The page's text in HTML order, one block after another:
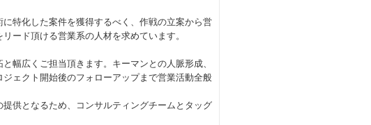
特化した案件を獲得するべく、作戦の立案から営
ード頂ける営業系の人材を求めています。
幅広くご担当頂きます。キーマンとの人脈形成、
ェクト開始後のフォローアップまで営業活動全般
供となるため、コンサルティングチームとタッグ